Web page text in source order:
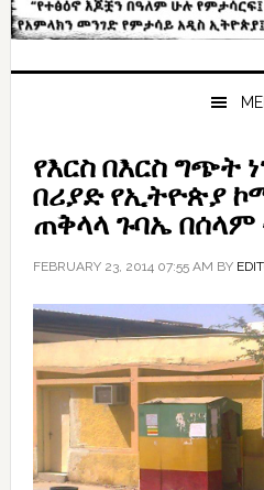
የእርስ በእርስ ግጭት
በሪያድ የኢትዮጵያ
ጠቅላላ ጉባኤ
FEBRUARY 23, 2014 07:55 AM BY